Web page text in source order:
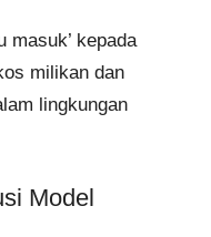
masuk’ kepada
milikan dan
lingkungan
Model